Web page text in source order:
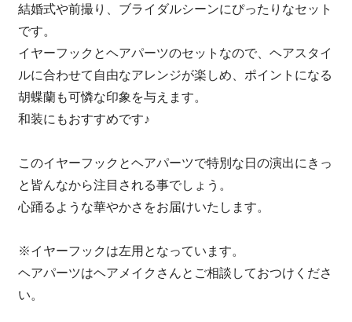
結婚式や前撮り、ブライダルシーンにぴったりなセット
です。
イヤーフックとヘアパーツのセットなので、ヘアスタイ
ルに合わせて自由なアレンジが楽しめ、ポイントになる
胡蝶蘭も可憐な印象を与えます。
和装にもおすすめです♪
このイヤーフックとヘアパーツで特別な日の演出にきっ
と皆んなから注目される事でしょう。
心踊るような華やかさをお届けいたします。
※イヤーフックは左用となっています。
ヘアパーツはヘアメイクさんとご相談しておつけくださ
い。